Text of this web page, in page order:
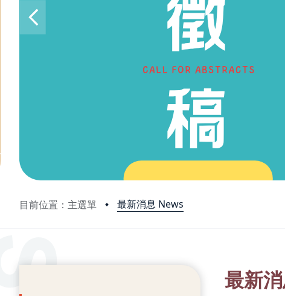
目前位置：主選單 最新消息 News
:::
最新